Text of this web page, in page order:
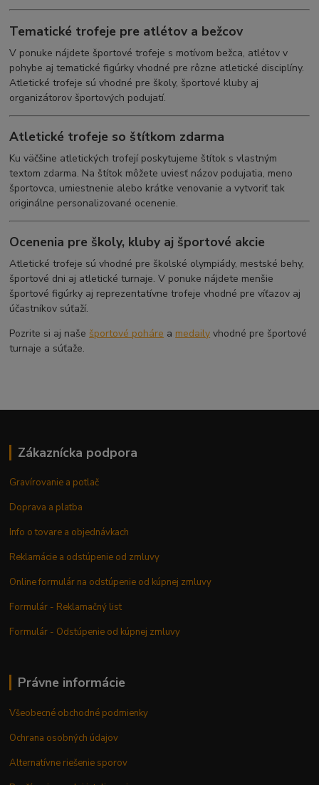
Tematické trofeje pre atlétov a bežcov
V ponuke nájdete športové trofeje s motívom bežca, atlétov v
pohybe aj tematické figúrky vhodné pre rôzne atletické disciplíny.
Atletické trofeje sú vhodné pre školy, športové kluby aj
organizátorov športových podujatí.
Atletické trofeje so štítkom zdarma
Ku väčšine atletických trofejí poskytujeme štítok s vlastným
textom zdarma. Na štítok môžete uviesť názov podujatia, meno
športovca, umiestnenie alebo krátke venovanie a vytvoriť tak
originálne personalizované ocenenie.
Ocenenia pre školy, kluby aj športové akcie
Atletické trofeje sú vhodné pre školské olympiády, mestské behy,
športové dni aj atletické turnaje. V ponuke nájdete menšie
športové figúrky aj reprezentatívne trofeje vhodné pre víťazov aj
účastníkov súťaží.
Pozrite si aj naše športové poháre a medaily vhodné pre športové
turnaje a súťaže.
Zákaznícka podpora
Gravírovanie a potlač
Doprava a platba
Info o tovare a objednávkach
Reklamácie a odstúpenie od zmluvy
Online formulár na odstúpenie od kúpnej zmluvy
Formulár - Reklamačný list
Formulár - Odstúpenie od kúpnej zmluvy
Právne informácie
Všeobecné obchodné podmienky
Ochrana osobných údajov
Alternatívne riešenie sporov